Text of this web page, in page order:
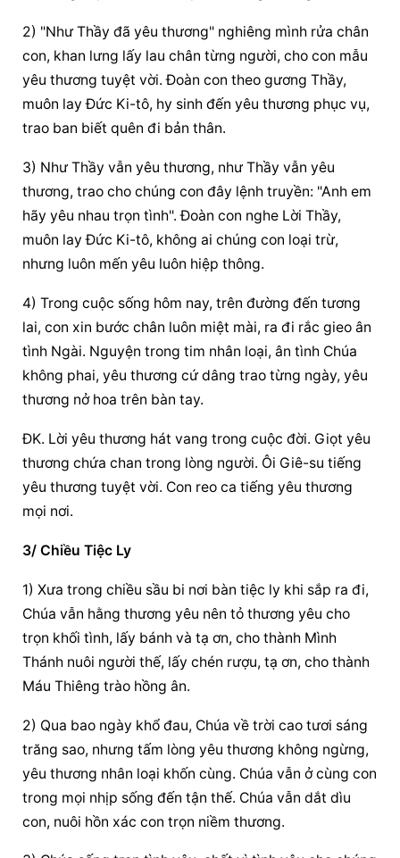
2) "Như Thầy đã yêu thương" nghiêng mình rửa chân
con, khan lưng lấy lau chân từng người, cho con mẫu
yêu thương tuyệt vời. Đoàn con theo gương Thầy,
muôn lay Đức Ki-tô, hy sinh đến yêu thương phục vụ,
trao ban biết quên đi bản thân.
3) Như Thầy vẫn yêu thương, như Thầy vẫn yêu
thương, trao cho chúng con đây lệnh truyền: "Anh em
hãy yêu nhau trọn tình". Đoàn con nghe Lời Thầy,
muôn lay Đức Ki-tô, không ai chúng con loại trừ,
nhưng luôn mến yêu luôn hiệp thông.
4) Trong cuộc sống hôm nay, trên đường đến tương
lai, con xin bước chân luôn miệt mài, ra đi rắc gieo ân
tình Ngài. Nguyện trong tim nhân loại, ân tình Chúa
không phai, yêu thương cứ dâng trao từng ngày, yêu
thương nở hoa trên bàn tay.
ĐK. Lời yêu thương hát vang trong cuộc đời. Giọt yêu
thương chứa chan trong lòng người. Ôi Giê-su tiếng
yêu thương tuyệt vời. Con reo ca tiếng yêu thương
mọi nơi.
3/ Chiều Tiệc Ly
1) Xưa trong chiều sầu bi nơi bàn tiệc ly khi sắp ra đi,
Chúa vẫn hằng thương yêu nên tỏ thương yêu cho
trọn khối tình, lấy bánh và tạ ơn, cho thành Mình
Thánh nuôi người thế, lấy chén rượu, tạ ơn, cho thành
Máu Thiêng trào hồng ân.
2) Qua bao ngày khổ đau, Chúa về trời cao tươi sáng
trăng sao, nhưng tấm lòng yêu thương không ngừng,
yêu thương nhân loại khốn cùng. Chúa vẫn ở cùng con
trong mọi nhịp sống đến tận thế. Chúa vẫn dắt dìu
con, nuôi hồn xác con trọn niềm thương.